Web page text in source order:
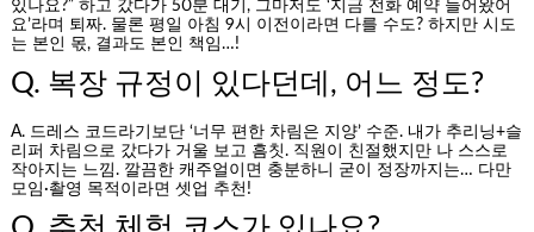
있나요?” 하고 갔다가 50분 대기, 그마저도 ‘지금 전화 예약 들어왔어
요’라며 퇴짜. 물론 평일 아침 9시 이전이라면 다를 수도? 하지만 시도
는 본인 몫, 결과도 본인 책임…!
Q. 복장 규정이 있다던데, 어느 정도?
A. 드레스 코드라기보단 ‘너무 편한 차림은 지양’ 수준. 내가 추리닝+슬
리퍼 차림으로 갔다가 거울 보고 흠칫. 직원이 친절했지만 나 스스로
작아지는 느낌. 깔끔한 캐주얼이면 충분하니 굳이 정장까지는… 다만
모임·촬영 목적이라면 셋업 추천!